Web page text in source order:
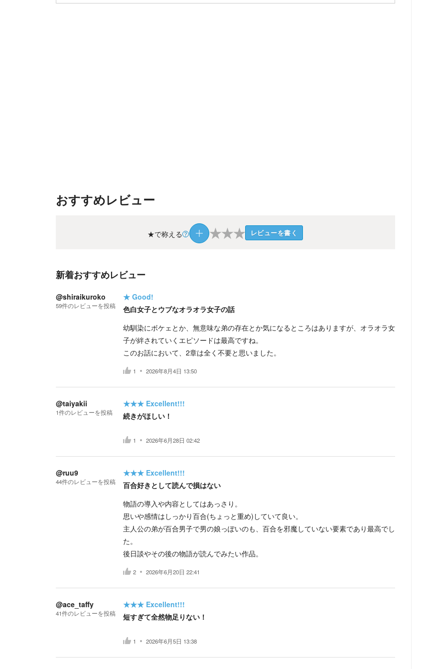
おすすめレビュー
★で称える ★★★ レビューを書く
新着おすすめレビュー
@shiraikuroko
59件のレビューを投稿
★ Good!
色白女子とウブなオラオラ女子の話
幼馴染にボケェとか、無意味な弟の存在とか気になるところはありますが、オラオラ女
子が絆されていくエピソードは最高ですね。
このお話において、2章は全く不要と思いました。
1 2026年8月4日 13:50
@taiyakii
1件のレビューを投稿
★★★ Excellent!!!
続きがほしい！
1 2026年6月28日 02:42
@ruu9
44件のレビューを投稿
★★★ Excellent!!!
百合好きとして読んで損はない
物語の導入や内容としてはあっさり。
思いや感情はしっかり百合(ちょっと重め)していて良い。
主人公の弟が百合男子で男の娘っぽいのも、百合を邪魔していない要素であり最高でし
た。
後日談やその後の物語が読んでみたい作品。
2 2026年6月20日 22:41
@ace_taffy
41件のレビューを投稿
★★★ Excellent!!!
短すぎて全然物足りない！
1 2026年6月5日 13:38